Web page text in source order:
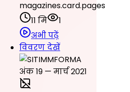
magazines.card.pages
11 मि
1
अभी पढ़ें
विवरण देखें